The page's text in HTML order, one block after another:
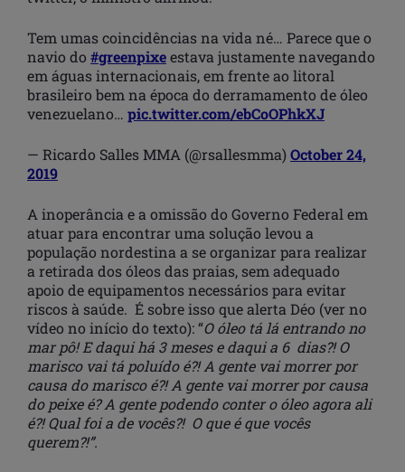
Tem umas coincidências na vida né… Parece que o
navio do #greenpixeestava justamente navegando
em águas internacionais, em frente ao litoral
brasileiro bem na época do derramamento de óleo
venezuelano… pic.twitter.com/ebCoOPhkXJ
— Ricardo Salles MMA (@rsallesmma)October 24,
2019
A inoperância e a omissão do Governo Federal em
atuar para encontrar uma solução levou a
população nordestina a se organizar para realizar
a retirada dos óleos das praias, sem adequado
apoio de equipamentos necessários para evitar
riscos à saúde. É sobre isso que alerta Déo (ver no
vídeo no início do texto): “O óleo tá lá entrando no
mar pô! E daqui há 3 meses e daqui a 6 dias?! O
marisco vai tá poluído é?! A gente vai morrer por
causa do marisco é?! A gente vai morrer por causa
do peixe é? A gente podendo conter o óleo agora ali
é?! Qual foi a de vocês?! O que é que vocês
querem?!”.